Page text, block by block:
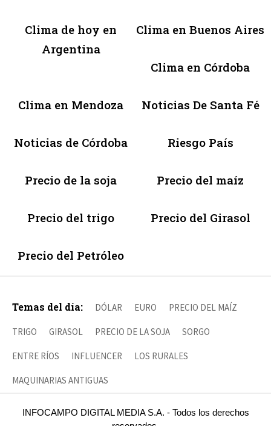
Clima de hoy en
Argentina
Clima en Buenos Aires
Clima en Córdoba
Clima en Mendoza Noticias De Santa Fé
Noticias de Córdoba Riesgo País
Precio de la soja Precio del maíz
Precio del trigo Precio del Girasol
Precio del Petróleo
Temas del día: DÓLAR EURO PRECIO DEL MAÍZ
TRIGO GIRASOL PRECIO DE LA SOJA SORGO
ENTRE RÍOS INFLUENCER LOS RURALES
MAQUINARIAS ANTIGUAS
INFOCAMPO DIGITAL MEDIA S.A. - Todos los derechos